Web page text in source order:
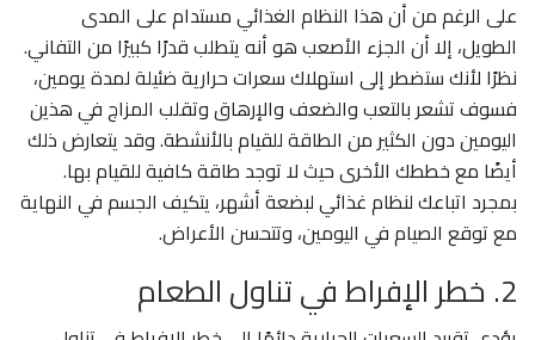
على الرغم من أن هذا النظام الغذائي مستدام على المدى
الطويل، إلا أن الجزء الأصعب هو أنه يتطلب قدرًا كبيرًا من التفاني.
نظرًا لأنك ستضطر إلى استهلاك سعرات حرارية ضئيلة لمدة يومين،
فسوف تشعر بالتعب والضعف والإرهاق وتقلب المزاج في هذين
اليومين دون الكثير من الطاقة للقيام بالأنشطة. وقد يتعارض ذلك
أيضًا مع خططك الأخرى حيث لا توجد طاقة كافية للقيام بها.
بمجرد اتباعك لنظام غذائي لبضعة أشهر، يتكيف الجسم في النهاية
مع توقع الصيام في اليومين، وتتحسن الأعراض.
2. خطر الإفراط في تناول الطعام